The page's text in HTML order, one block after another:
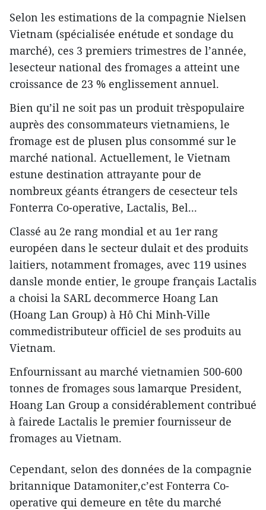
Selon les estimations de la compagnie Nielsen
Vietnam (spécialisée enétude et sondage du
marché), ces 3 premiers trimestres de l’année,
lesecteur national des fromages a atteint une
croissance de 23 % englissement annuel.
Bien qu’il ne soit pas un produit trèspopulaire
auprès des consommateurs vietnamiens, le
fromage est de plusen plus consommé sur le
marché national. Actuellement, le Vietnam
estune destination attrayante pour de
nombreux géants étrangers de cesecteur tels
Fonterra Co-operative, Lactalis, Bel...
Classé au 2e rang mondial et au 1er rang
européen dans le secteur dulait et des produits
laitiers, notamment fromages, avec 119 usines
dansle monde entier, le groupe français Lactalis
a choisi la SARL decommerce Hoang Lan
(Hoang Lan Group) à Hô Chi Minh-Ville
commedistributeur officiel de ses produits au
Vietnam.
Enfournissant au marché vietnamien 500-600
tonnes de fromages sous lamarque President,
Hoang Lan Group a considérablement contribué
à fairede Lactalis le premier fournisseur de
fromages au Vietnam.
Cependant, selon des données de la compagnie
britannique Datamoniter,c’est Fonterra Co-
operative qui demeure en tête du marché